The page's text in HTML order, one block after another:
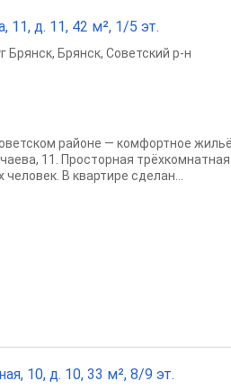
11, д. 11, 42 м², 1/5 эт.
Брянск, Брянск, Советский р-н
районе — комфортное
11. Просторная
В квартире сделан...
10, д. 10, 33 м², 8/9 эт.